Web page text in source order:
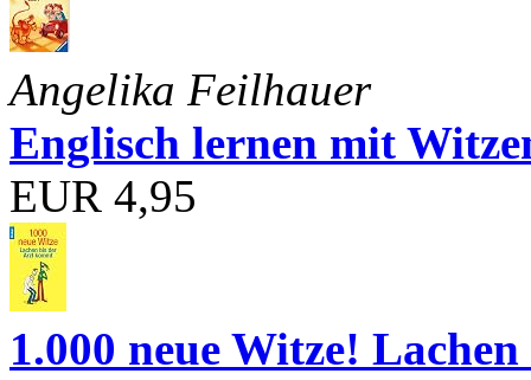
Angelika Feilhauer
Englisch lernen mit
EUR 4,95
1.000 neue Witze!